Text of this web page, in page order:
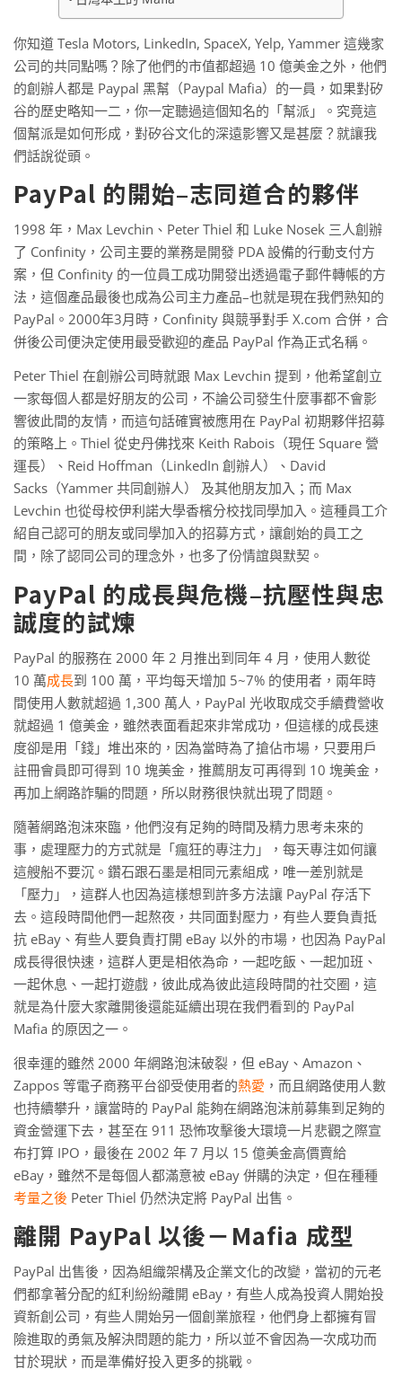
你知道 Tesla Motors, LinkedIn, SpaceX, Yelp, Yammer 這幾家
公司的共同點嗎？除了他們的市值都超過 10 億美金之外，他們
的創辦人都是 Paypal 黑幫（Paypal Mafia）的一員，如果對矽
谷的歷史略知一二，你一定聽過這個知名的「幫派」。究竟這
個幫派是如何形成，對矽谷文化的深遠影響又是甚麼？就讓我
們話說從頭。
PayPal 的開始–志同道合的夥伴
1998 年，Max Levchin、Peter Thiel 和 Luke Nosek 三人創辦
了 Confinity，公司主要的業務是開發 PDA 設備的行動支付方
案，但 Confinity 的一位員工成功開發出透過電子郵件轉帳的方
法，這個產品最後也成為公司主力產品–也就是現在我們熟知的
PayPal。2000年3月時，Confinity 與競爭對手 X.com 合併，合
併後公司便決定使用最受歡迎的產品 PayPal 作為正式名稱。
Peter Thiel 在創辦公司時就跟 Max Levchin 提到，他希望創立
一家每個人都是好朋友的公司，不論公司發生什麼事都不會影
響彼此間的友情，而這句話確實被應用在 PayPal 初期夥伴招募
的策略上。Thiel 從史丹佛找來 Keith Rabois（現任 Square 營
運長）、Reid Hoffman（LinkedIn 創辦人）、David
Sacks（Yammer 共同創辦人） 及其他朋友加入；而 Max
Levchin 也從母校伊利諾大學香檳分校找同學加入。這種員工介
紹自己認可的朋友或同學加入的招募方式，讓創始的員工之
間，除了認同公司的理念外，也多了份情誼與默契。
PayPal 的成長與危機–抗壓性與忠
誠度的試煉
PayPal 的服務在 2000 年 2 月推出到同年 4 月，使用人數從
10 萬成長到 100 萬，平均每天增加 5~7% 的使用者，兩年時
間使用人數就超過 1,300 萬人，PayPal 光收取成交手續費營收
就超過 1 億美金，雖然表面看起來非常成功，但這樣的成長速
度卻是用「錢」堆出來的，因為當時為了搶佔市場，只要用戶
註冊會員即可得到 10 塊美金，推薦朋友可再得到 10 塊美金，
再加上網路詐騙的問題，所以財務很快就出現了問題。
隨著網路泡沫來臨，他們沒有足夠的時間及精力思考未來的
事，處理壓力的方式就是「瘋狂的專注力」，每天專注如何讓
這艘船不要沉。鑽石跟石墨是相同元素組成，唯一差別就是
「壓力」，這群人也因為這樣想到許多方法讓 PayPal 存活下
去。這段時間他們一起熬夜，共同面對壓力，有些人要負責抵
抗 eBay、有些人要負責打開 eBay 以外的市場，也因為 PayPal
成長得很快速，這群人更是相依為命，一起吃飯、一起加班、
一起休息、一起打遊戲，彼此成為彼此這段時間的社交圈，這
就是為什麼大家離開後還能延續出現在我們看到的 PayPal
Mafia 的原因之一。
很幸運的雖然 2000 年網路泡沫破裂，但 eBay、Amazon、
Zappos 等電子商務平台卻受使用者的熱愛 ，而且網路使用人數
也持續攀升，讓當時的 PayPal 能夠在網路泡沫前募集到足夠的
資金營運下去，甚至在 911 恐怖攻擊後大環境一片悲觀之際宣
布打算 IPO，最後在 2002 年 7 月以 15 億美金高價賣給
eBay，雖然不是每個人都滿意被 eBay 併購的決定，但在種種
考量之後 Peter Thiel 仍然決定將 PayPal 出售。
離開 PayPal 以後－Mafia 成型
PayPal 出售後，因為組織架構及企業文化的改變，當初的元老
們都拿著分配的紅利紛紛離開 eBay，有些人成為投資人開始投
資新創公司，有些人開始另一個創業旅程，他們身上都擁有冒
險進取的勇氣及解決問題的能力，所以並不會因為一次成功而
甘於現狀，而是準備好投入更多的挑戰。